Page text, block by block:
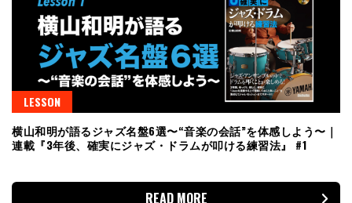
LESSON
横山和明が語るジャズ名盤6選〜“音楽の会話”を体感しよう〜｜
連載『3年後、確実にジャズ・ドラムが叩ける練習法』 #1
READ MORE